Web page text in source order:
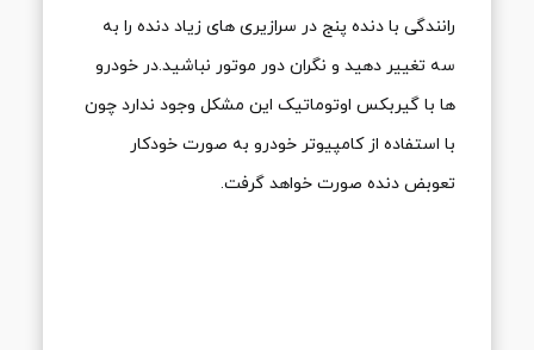
رانندگی با دنده پنج در سرازیری های زیاد دنده را به
سه تغییر دهید و نگران دور موتور نباشید.در خودرو
ها با گیربکس اوتوماتیک این مشکل وجود ندارد چون
با استفاده از کامپیوتر خودرو به صورت خودکار
تعوبض دنده صورت خواهد گرفت.